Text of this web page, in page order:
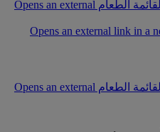
نموذج لقائمة الطعام Opens an external
نموذج لقائمة الطعام Opens an external